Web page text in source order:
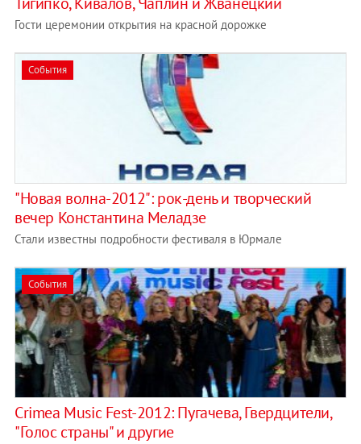
Гости церемонии открытия на красной дорожке
События
"Новая волна-2012": рок-день и творческий
вечер Константина Меладзе
Стали известны подробности фестиваля в Юрмале
События
Crimea Music Fest-2012: Пугачева, Гвердцители,
"Голос страны" и другие